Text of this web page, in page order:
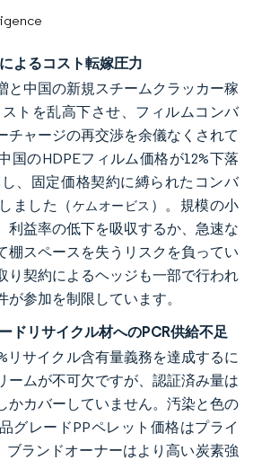
よるコスト転嫁圧力
と中国の新規スチームクラッカー稼
トを乱高下させ、フィルムコンバ
チャージの再交渉を余儀なくされて
国のHDPEフィルム価格が12%下落
し、固定価格契約に縛られたコンバ
ました（ケムオービス ）。規模の小
利益率の低下を吸収するか、急速な
棚スペースを失うリスクを負ってい
り契約によるヘッジも一部で行われ
参加を制限しています。
ドリサイクル材へのPCR供給不足
リサイクル含有量義務を達成するに
ームが不可欠ですが、認証済み量は
かカバーしていません。汚染と色の
グレードPPペレット価格はプライ
ブランドオーナーはより高い炭素強